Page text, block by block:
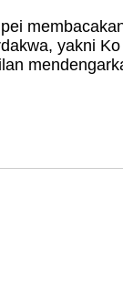
yakni